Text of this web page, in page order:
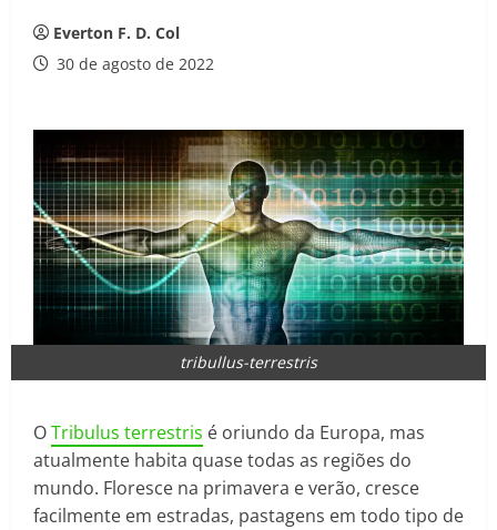
Everton F. D. Col
30 de agosto de 2022
tribullus-terrestris
OTribulus terrestris é oriundo da Europa, mas
atualmente habita quase todas as regiões do
mundo. Floresce na primavera e verão, cresce
facilmente em estradas, pastagens em todo tipo de